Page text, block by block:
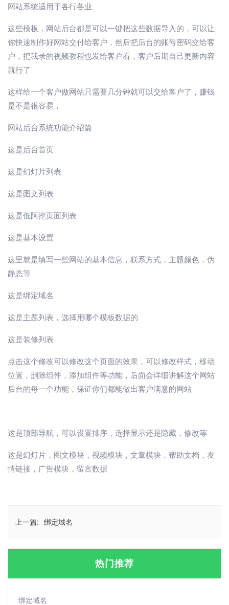
网站系统适用于各行各业
这些模板，网站后台都是可以一键把这些数据导入的，可以让
你快速制作好网站交付给客户，然后把后台的账号密码交给客
户，把我录的视频教程也发给客户看，客户后期自己更新内容
就行了
这样给一个客户做网站只需要几分钟就可以交给客户了，赚钱
是不是很容易，
网站后台系统功能介绍篇
这是后台首页
这是幻灯片列表
这是图文列表
这是低阿挖页面列表
这是基本设置
这里就是填写一些网站的基本信息，联系方式，主题颜色，伪
静态等
这是绑定域名
这是主题列表，选择用哪个模板数据的
这是装修列表
点击这个修改可以修改这个页面的效果，可以修改样式，移动
位置，删除组件，添加组件等功能，后面会详细讲解这个网站
后台的每一个功能，保证你们都能做出客户满意的网站
这是顶部导航，可以设置排序，选择显示还是隐藏，修改等
这是幻灯片，图文模块，视频模块，文章模块，帮助文档，友
情链接，广告模块，留言数据
上一篇: 绑定域名
热门推荐
绑定域名